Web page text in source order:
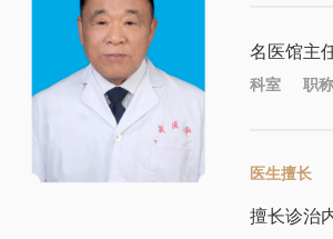
名医馆
科室
主
职称
医生擅长
擅长诊治